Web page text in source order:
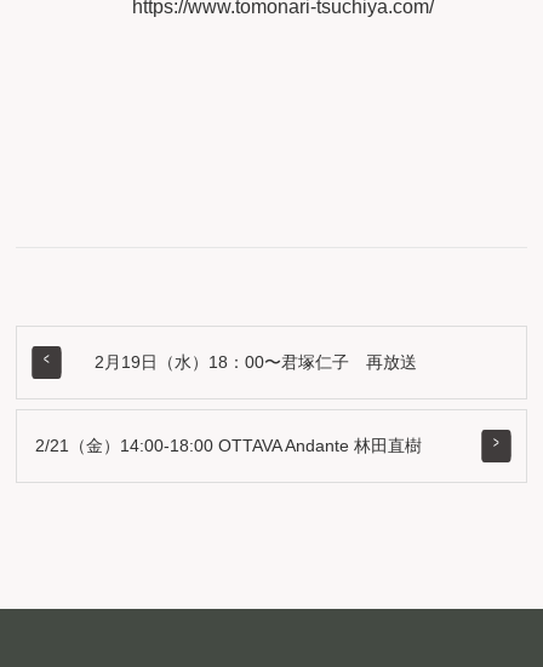
https://www.tomonari-tsuchiya.com/
2月19日（水）18：00〜君塚仁子 再放送
2/21（金）14:00-18:00 OTTAVA Andante 林田直樹